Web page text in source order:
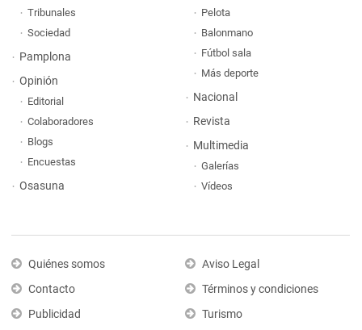
Tribunales
Sociedad
Pamplona
Opinión
Editorial
Colaboradores
Blogs
Encuestas
Osasuna
Pelota
Balonmano
Fútbol sala
Más deporte
Nacional
Revista
Multimedia
Galerías
Vídeos
Quiénes somos
Contacto
Publicidad
Aviso Legal
Términos y condiciones
Turismo